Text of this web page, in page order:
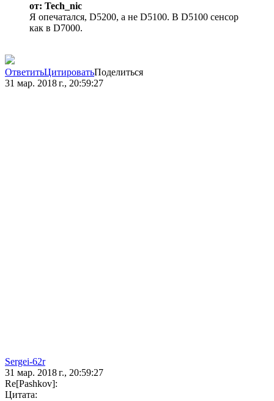
от: Tech_nic
Я опечатался, D5200, а не D5100. В D5100 сенсор
как в D7000.
ОтветитьЦитироватьПоделиться
31 мар. 2018 г., 20:59:27
Sergei-62r
31 мар. 2018 г., 20:59:27
Re[Pashkov]:
Цитата: